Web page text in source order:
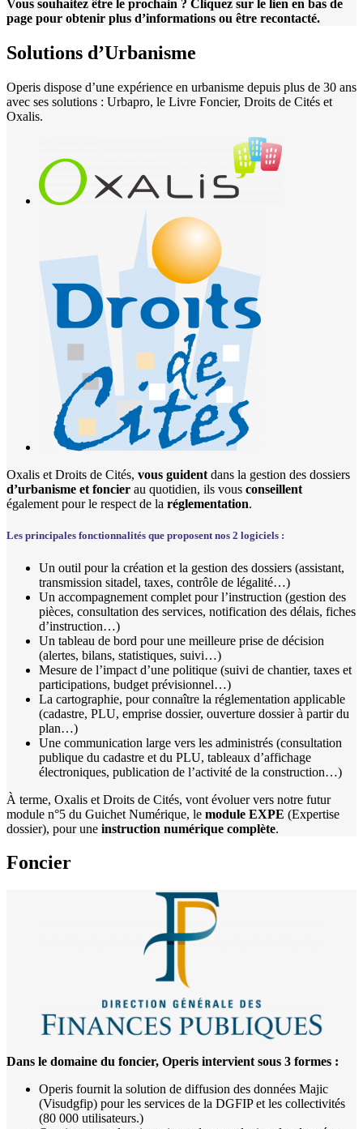
Vous souhaitez être le prochain ? Cliquez sur le lien en bas de
page pour obtenir plus d’informations ou être recontacté.
Solutions d’Urbanisme
Operis dispose d’une expérience en urbanisme depuis plus de 30 ans
avec ses solutions : Urbapro, le Livre Foncier, Droits de Cités et
Oxalis.
Oxalis et Droits de Cités, vous guident dans la gestion des dossiers
d’urbanisme et foncier au quotidien, ils vous conseillent
également pour le respect de la réglementation.
Les principales fonctionnalités que proposent nos 2 logiciels :
Un outil pour la création et la gestion des dossiers (assistant,
transmission sitadel, taxes, contrôle de légalité…)
Un accompagnement complet pour l’instruction (gestion des
pièces, consultation des services, notification des délais, fiches
d’instruction…)
Un tableau de bord pour une meilleure prise de décision
(alertes, bilans, statistiques, suivi…)
Mesure de l’impact d’une politique (suivi de chantier, taxes et
participations, budget prévisionnel…)
La cartographie, pour connaître la réglementation applicable
(cadastre, PLU, emprise dossier, ouverture dossier à partir du
plan…)
Une communication large vers les administrés (consultation
publique du cadastre et du PLU, tableaux d’affichage
électroniques, publication de l’activité de la construction…)
À terme, Oxalis et Droits de Cités, vont évoluer vers notre futur
module n°5 du Guichet Numérique, le module EXPE (Expertise
dossier), pour une instruction numérique complète.
Foncier
Dans le domaine du foncier, Operis intervient sous 3 formes :
Operis fournit la solution de diffusion des données Majic
(Visudgfip) pour les services de la DGFIP et les collectivités
(80 000 utilisateurs.)